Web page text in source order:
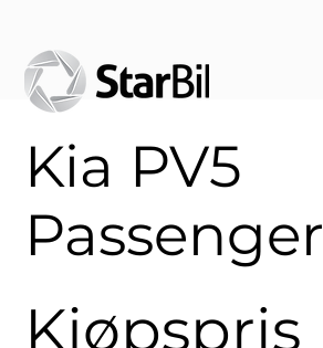
Kjøpspris
Kia PV5
Passenger